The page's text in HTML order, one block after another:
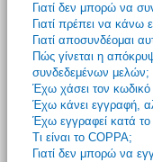
Γιατί δεν μπορώ να
Γιατί πρέπει να κάνω
Γιατί αποσυνδέομαι
Πώς γίνεται η
συνδεδεμένων μελών;
Έχω χάσει τον κωδικό
Έχω κάνει εγγραφή,
Έχω εγγραφεί κατά
Τι είναι το COPPA;
Γιατί δεν μπορώ να